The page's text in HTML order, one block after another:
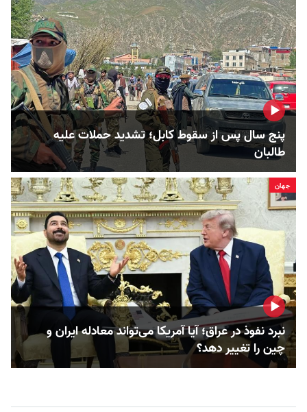
پنج سال پس از سقوط کابل؛ تشدید حملات علیه
طالبان
جهان
نبرد نفوذ در عراق؛ آیا آمریکا می‌تواند معادله ایران و
چین را تغییر دهد؟